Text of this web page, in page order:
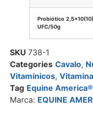
Probiótico 2,5×10(10)
UFC/50g
SKU 738-1
Categories Cavalo,
Vitamínicos,
Tag Equine America®
Marca: EQUINE